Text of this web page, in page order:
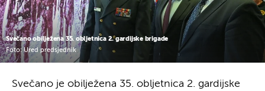
Svečano obilježena 35. obljetnica 2. gardijske brigade
Foto: Ured predsjednik
Svečano je obilježena 35. obljetnica 2. gardijske